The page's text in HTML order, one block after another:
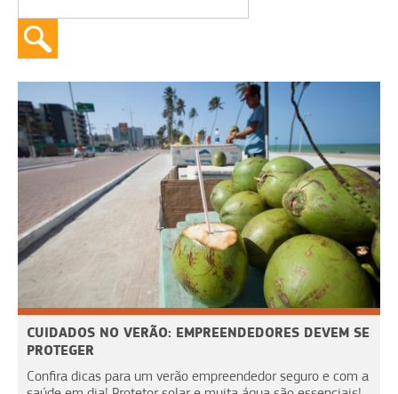
CUIDADOS NO VERÃO: EMPREENDEDORES DEVEM SE
PROTEGER
Confira dicas para um verão empreendedor seguro e com a